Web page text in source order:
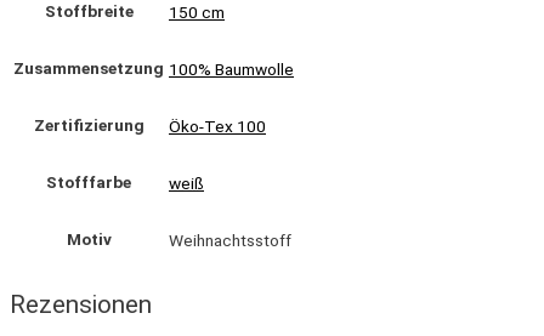
Stoffbreite 150 cm
Zusammensetzung 100% Baumwolle
Zertifizierung Öko-Tex 100
Stofffarbe weiß
Motiv Weihnachtsstoff
Rezensionen